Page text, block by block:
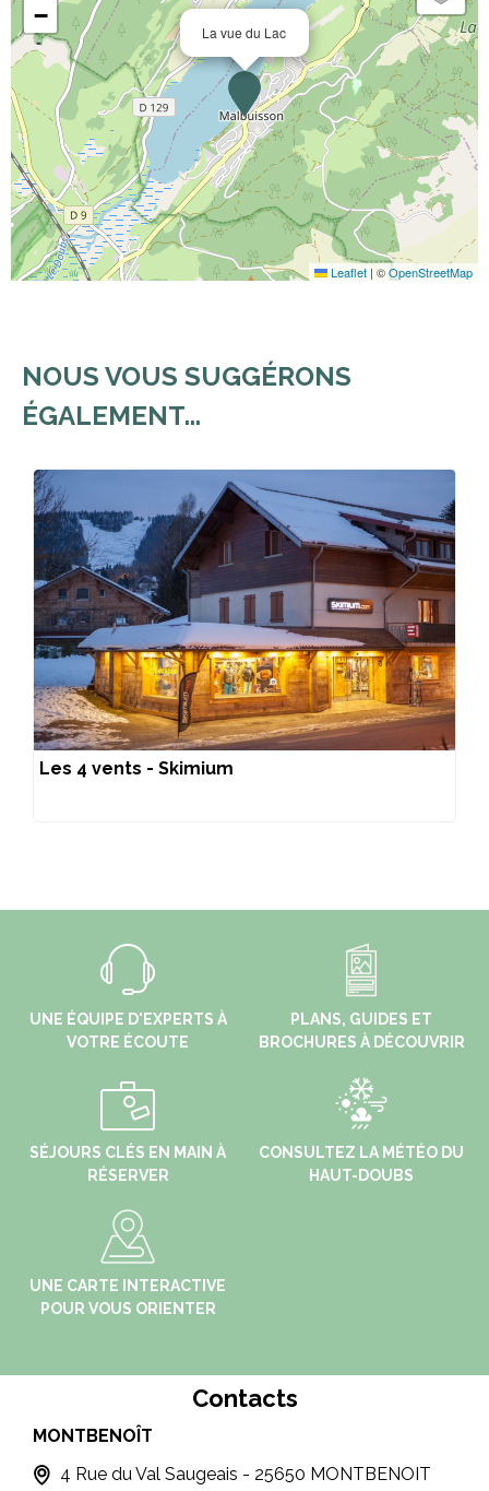
La vue du Lac
−
Leaflet | ©OpenStreetMap
NOUS VOUS SUGGÉRONS
ÉGALEMENT...
Les 4 vents - Skimium
UNE ÉQUIPE D'EXPERTS À
VOTRE ÉCOUTE
PLANS, GUIDES ET
BROCHURES À DÉCOUVRIR
SÉJOURS CLÉS EN MAIN À
RÉSERVER
CONSULTEZ LA MÉTÉO DU
HAUT-DOUBS
UNE CARTE INTERACTIVE
POUR VOUS ORIENTER
Contacts
MONTBENOÎT
4 Rue du Val Saugeais - 25650 MONTBENOIT